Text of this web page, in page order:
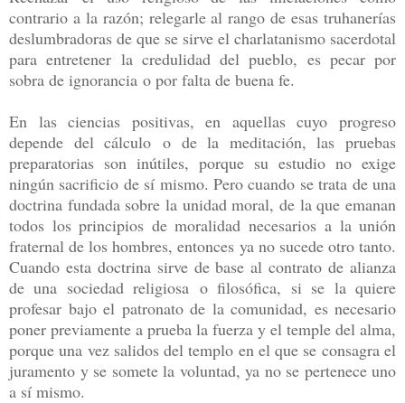
contrario a la razón; relegarle al rango de esas truhanerías
deslumbradoras de que se sirve el charlatanismo sacerdotal
para entretener la credulidad del pueblo, es pecar por
sobra de ignorancia o por falta de buena fe.
En las ciencias positivas, en aquellas cuyo progreso
depende del cálculo o de la meditación, las pruebas
preparatorias son inútiles, porque su estudio no exige
ningún sacrificio de sí mismo. Pero cuando se trata de una
doctrina fundada sobre la unidad moral, de la que emanan
todos los principios de moralidad necesarios a la unión
fraternal de los hombres, entonces ya no sucede otro tanto.
Cuando esta doctrina sirve de base al contrato de alianza
de una sociedad religiosa o filosófica, si se la quiere
profesar bajo el patronato de la comunidad, es necesario
poner previamente a prueba la fuerza y el temple del alma,
porque una vez salidos del templo en el que se consagra el
juramento y se somete la voluntad, ya no se pertenece uno
a sí mismo.